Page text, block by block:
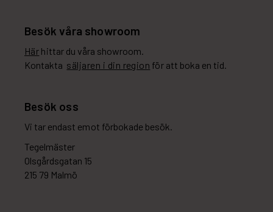
Besök våra showroom
Här hittar du våra showroom.
Kontakta säljaren i din region för att boka en tid.
Besök oss
Vi tar endast emot förbokade besök.
Tegelmäster
Olsgårdsgatan 15
215 79 Malmö